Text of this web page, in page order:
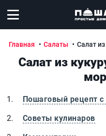
Открыть меню
Главная Салаты Салат
Салат из
Пошаговый рецепт
Советы кулинаров